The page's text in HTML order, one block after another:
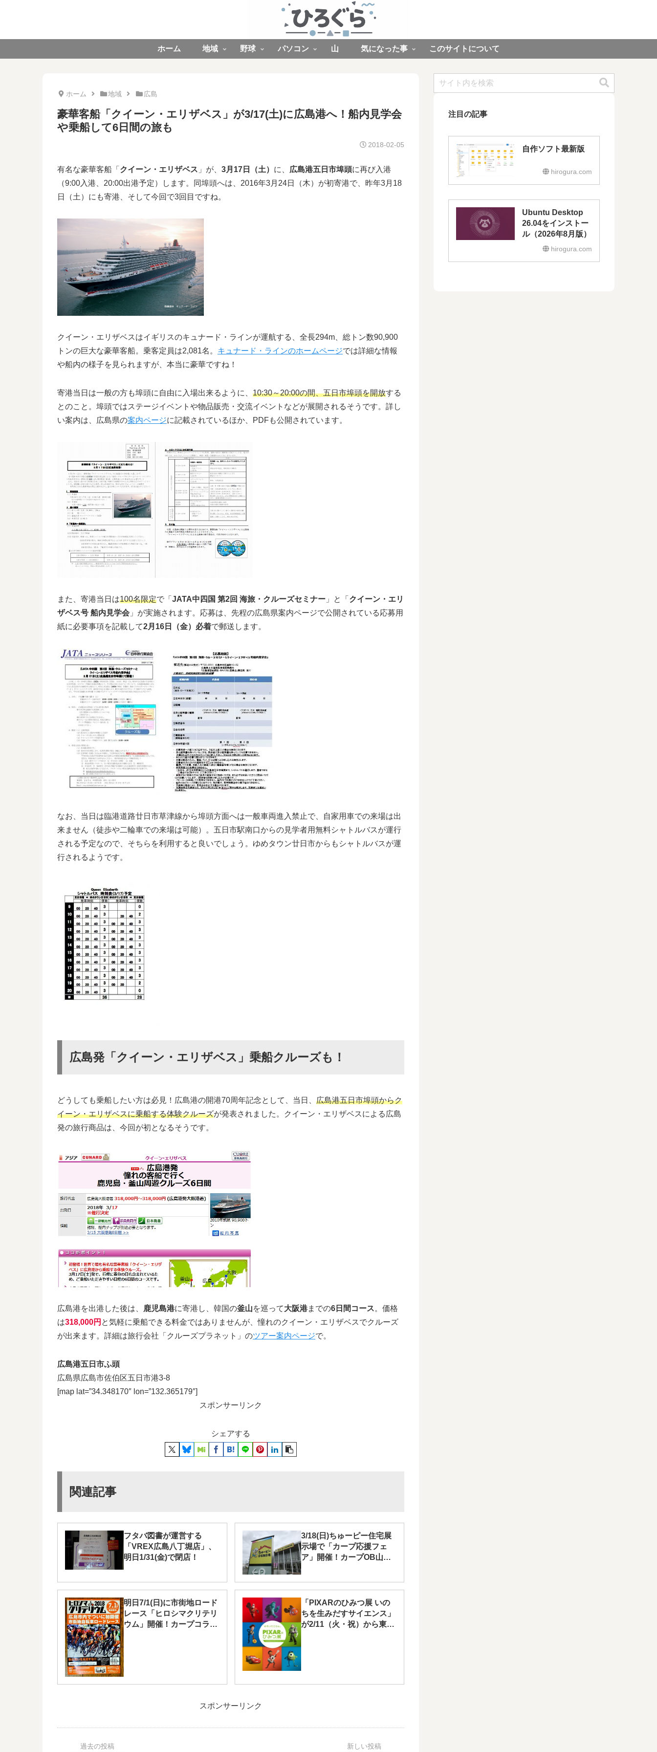
ホーム 地域 野球 パソコン 山 気になった事 このサイトについて
ホーム 地域 広島
豪華客船「クイーン・エリザベス」が3/17(土)に広島港へ！船内見学会
や乗船して6日間の旅も
2018-02-05
有名な豪華客船「 クイーン・エリザベス 」が、 3月17日（土） に、 広島港五日市埠頭に再び入港
（9:00入港、20:00出港予定）します。同埠頭へは、2016年3月24日（木）が初寄港で、昨年3月18
日（土）にも寄港、そして今回で3回目ですね。
クイーン・エリザベスはイギリスのキュナード・ラインが運航する、全長294m、総トン数90,900
トンの巨大な豪華客船。乗客定員は2,081名。 キュナード・ラインのホームページでは詳細な情報
や船内の様子を見られますが、本当に豪華ですね！
寄港当日は一般の方も埠頭に自由に入場出来るように、 10:30～20:00の間、五日市埠頭を開放する
とのこと。埠頭ではステージイベントや物品販売・交流イベントなどが展開されるそうです。詳し
い案内は、広島県の案内ページに記載されているほか、PDFも公開されています。
また、寄港当日は100名限定で「 JATA中四国 第2回 海旅・クルーズセミナー 」と「 クイーン・エリ
ザベス号 船内見学会 」が実施されます。応募は、先程の広島県案内ページで公開されている応募用
紙に必要事項を記載して2月16日（金）必着で郵送します。
なお、当日は臨港道路廿日市草津線から埠頭方面へは一般車両進入禁止で、自家用車での来場は出
来ません（徒歩や二輪車での来場は可能）。五日市駅南口からの見学者用無料シャトルバスが運行
される予定なので、そちらを利用すると良いでしょう。ゆめタウン廿日市からもシャトルバスが運
行されるようです。
広島発「クイーン・エリザベス」乗船クルーズも！
どうしても乗船したい方は必見！広島港の開港70周年記念として、当日、 広島港五日市埠頭からク
イーン・エリザベスに乗船する体験クルーズが発表されました。クイーン・エリザベスによる広島
発の旅行商品は、今回が初となるそうです。
広島港を出港した後は、 鹿児島港に寄港し、韓国の釜山を巡って大阪港までの6日間コース。価格
は318,000円 と気軽に乗船できる料金ではありませんが、憧れのクイーン・エリザベスでクルーズ
が出来ます。詳細は旅行会社「クルーズプラネット」のツアー案内ページで。
広島港五日市ふ頭
広島県広島市佐伯区五日市港3-8
[map lat=”34.348170″ lon=”132.365179″]
スポンサーリンク
シェアする
関連記事
フタバ図書が運営する
「VREX広島八丁堀店」、
明日1/31(金)で閉店！
3/18(日)ちゅーピー住宅展
示場で「カープ応援フェ
ア」開催！カープOB山内
泰幸さんやスラィリーがや
明日7/1(日)に市街地ロード
レース「ヒロシマクリテリ
ウム」開催！カープコラボ
「PIXARのひみつ展 いの
ちを生みだすサイエンス」
が2/11（火・祝）から東広
スポンサーリンク
注目の記事
自作ソフト最新版
hirogura.com
Ubuntu Desktop
26.04をインストー
ル（2026年8月版）
hirogura.com